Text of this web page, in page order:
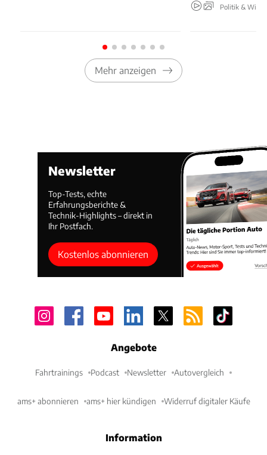
Politik &
Mehr anzeigen
Newsletter
Top-Tests, echte
Erfahrungsberichte &
Technik-Highlights – direkt in
Ihr Postfach.
Kostenlos abonnieren
Angebote
Fahrtrainings Podcast Newsletter Autovergleich
ams+ abonnieren ams+ hier kündigen Widerruf digitaler Käufe
Information